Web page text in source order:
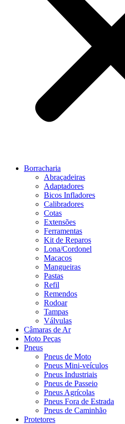
Borracharia
Abraçadeiras
Adaptadores
Bicos Infladores
Calibradores
Cotas
Extensões
Ferramentas
Kit de Reparos
Lona/Cordonel
Macacos
Mangueiras
Pastas
Refil
Remendos
Rodoar
Tampas
Válvulas
Câmaras de Ar
Moto Peças
Pneus
Pneus de Moto
Pneus Mini-veículos
Pneus Industriais
Pneus de Passeio
Pneus Agrícolas
Pneus Fora de Estrada
Pneus de Caminhão
Protetores